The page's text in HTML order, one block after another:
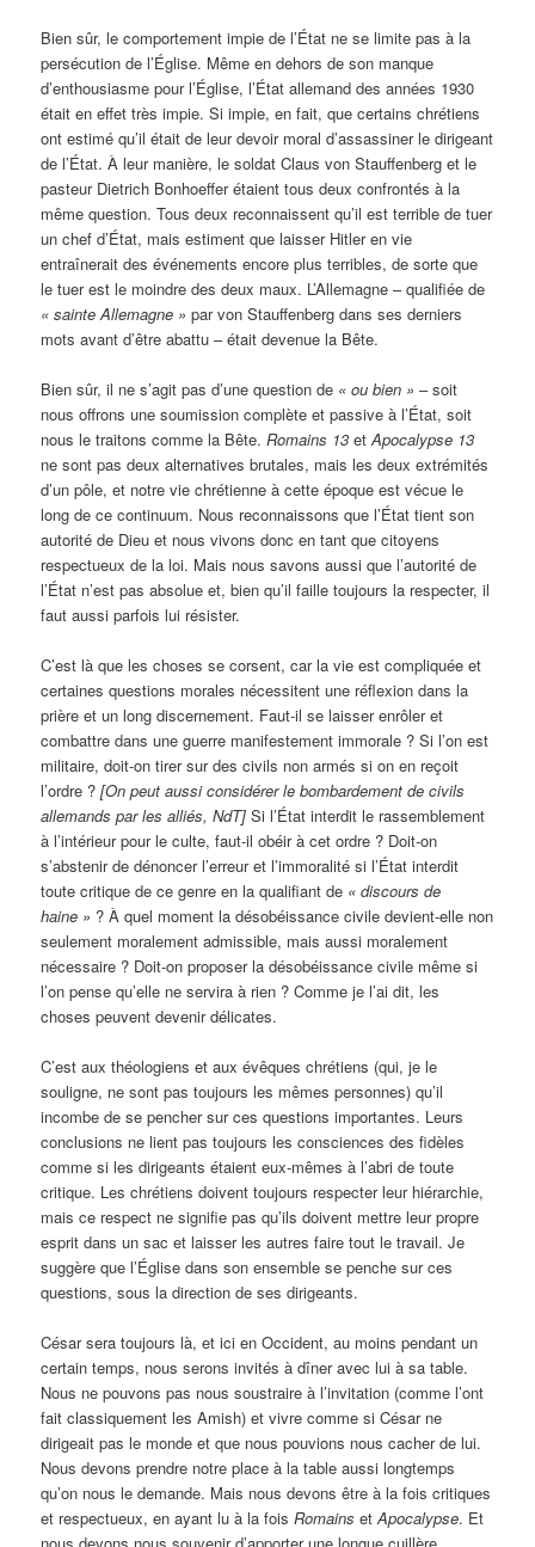
Bien sûr, le comportement impie de l’État ne se limite pas à la
persécution de l’Église. Même en dehors de son manque
d’enthousiasme pour l’Église, l’État allemand des années 1930
était en effet très impie. Si impie, en fait, que certains chrétiens
ont estimé qu’il était de leur devoir moral d’assassiner le dirigeant
de l’État. À leur manière, le soldat Claus von Stauffenberg et le
pasteur Dietrich Bonhoeffer étaient tous deux confrontés à la
même question. Tous deux reconnaissent qu’il est terrible de tuer
un chef d’État, mais estiment que laisser Hitler en vie
entraînerait des événements encore plus terribles, de sorte que
le tuer est le moindre des deux maux. L’Allemagne – qualifiée de
« sainte Allemagne » par von Stauffenberg dans ses derniers
mots avant d’être abattu – était devenue la Bête.
Bien sûr, il ne s’agit pas d’une question de « ou bien » – soit
nous offrons une soumission complète et passive à l’État, soit
nous le traitons comme la Bête.Romains 13 etApocalypse 13
ne sont pas deux alternatives brutales, mais les deux extrémités
d’un pôle, et notre vie chrétienne à cette époque est vécue le
long de ce continuum. Nous reconnaissons que l’État tient son
autorité de Dieu et nous vivons donc en tant que citoyens
respectueux de la loi. Mais nous savons aussi que l’autorité de
l’État n’est pas absolue et, bien qu’il faille toujours la respecter, il
faut aussi parfois lui résister.
C’est là que les choses se corsent, car la vie est compliquée et
certaines questions morales nécessitent une réflexion dans la
prière et un long discernement. Faut-il se laisser enrôler et
combattre dans une guerre manifestement immorale ? Si l’on est
militaire, doit-on tirer sur des civils non armés si on en reçoit
l’ordre ?[On peut aussi considérer le bombardement de civils
allemands par les alliés, NdT] Si l’État interdit le rassemblement
à l’intérieur pour le culte, faut-il obéir à cet ordre ? Doit-on
s’abstenir de dénoncer l’erreur et l’immoralité si l’État interdit
toute critique de ce genre en la qualifiant de « discours de
haine » ? À quel moment la désobéissance civile devient-elle non
seulement moralement admissible, mais aussi moralement
nécessaire ? Doit-on proposer la désobéissance civile même si
l’on pense qu’elle ne servira à rien ? Comme je l’ai dit, les
choses peuvent devenir délicates.
C’est aux théologiens et aux évêques chrétiens (qui, je le
souligne, ne sont pas toujours les mêmes personnes) qu’il
incombe de se pencher sur ces questions importantes. Leurs
conclusions ne lient pas toujours les consciences des fidèles
comme si les dirigeants étaient eux-mêmes à l’abri de toute
critique. Les chrétiens doivent toujours respecter leur hiérarchie,
mais ce respect ne signifie pas qu’ils doivent mettre leur propre
esprit dans un sac et laisser les autres faire tout le travail. Je
suggère que l’Église dans son ensemble se penche sur ces
questions, sous la direction de ses dirigeants.
César sera toujours là, et ici en Occident, au moins pendant un
certain temps, nous serons invités à dîner avec lui à sa table.
Nous ne pouvons pas nous soustraire à l’invitation (comme l’ont
fait classiquement les Amish) et vivre comme si César ne
dirigeait pas le monde et que nous pouvions nous cacher de lui.
Nous devons prendre notre place à la table aussi longtemps
qu’on nous le demande. Mais nous devons être à la fois critiques
et respectueux, en ayant lu à la foisRomains etApocalypse. Et